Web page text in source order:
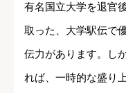
有名国立大学を退官
取った、大学駅伝で
伝力があります。し
れば、一時的な盛り